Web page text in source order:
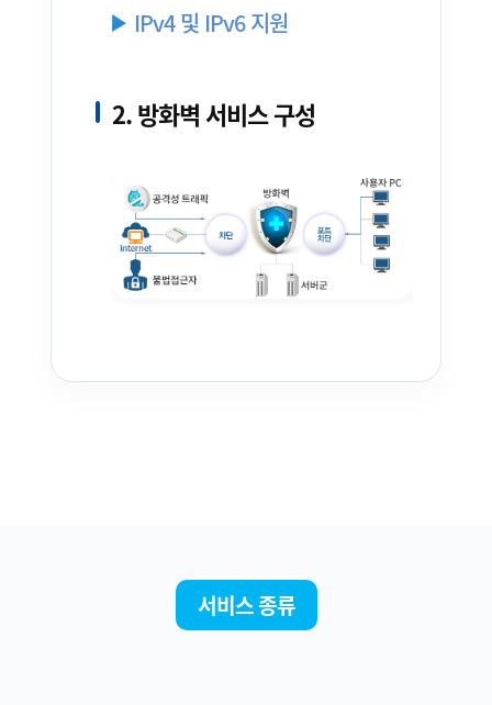
IPv4 및 IPv6 지원
2. 방화벽 서비스 구성
서비스 종류